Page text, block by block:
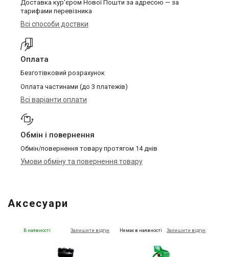
Доставка кур'єром Нової Пошти за адресою — за
тарифами перевізника
Всі способи доствки
Оплата
Безготівковий розрахунок
Оплата частинами (до 3 платежів)
Всі варіанти оплати
Обмін і повернення
Обмін/повернення товару протягом 14 днів
Умови обміну та повернення товару
Аксесуари
В наявності Залишити відгук Немає в наявності Залишити відгук